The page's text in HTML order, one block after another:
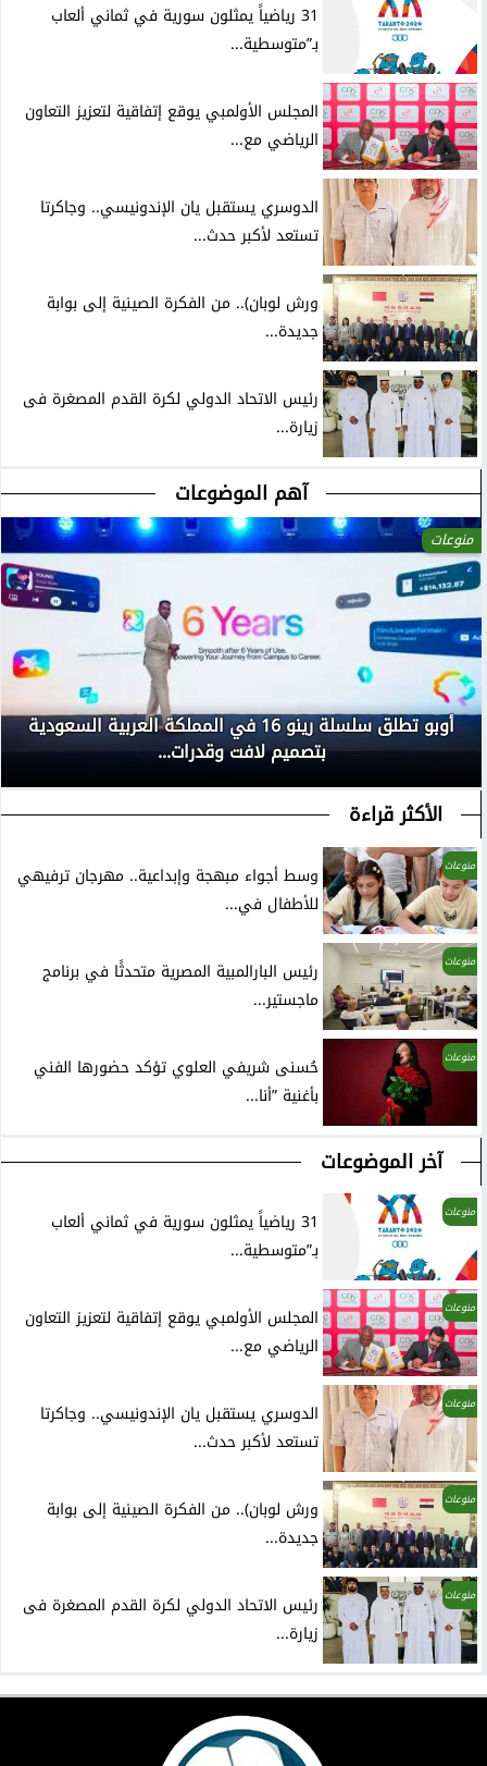
31 رياضياً يمثلون سورية في ثماني ألعاب
بـ”متوسطية...
المجلس الأولمبي يوقع إتفاقية لتعزيز التعاون
الرياضي مع...
الدوسري يستقبل يان الإندونيسي.. وجاكرتا
تستعد لأكبر حدث...
ورش لوبان).. من الفكرة الصينية إلى بوابة
جديدة...
رئيس الاتحاد الدولي لكرة القدم المصغرة فى
زيارة...
آهم الموضوعات
منوعات
أوبو تطلق سلسلة رينو 16 في المملكة العربية السعودية
بتصميم لافت وقدرات...
الأكثر قراءة
منوعات
وسط أجواء مبهجة وإبداعية.. مهرجان ترفيهي
للأطفال في...
منوعات
رئيس البارالمبية المصرية متحدثًا في برنامج
ماجستير...
منوعات
حُسنى شريفي العلوي تؤكد حضورها الفني
بأغنية ”أنا...
آخر الموضوعات
منوعات
31 رياضياً يمثلون سورية في ثماني ألعاب
بـ”متوسطية...
منوعات
المجلس الأولمبي يوقع إتفاقية لتعزيز التعاون
الرياضي مع...
منوعات
الدوسري يستقبل يان الإندونيسي.. وجاكرتا
تستعد لأكبر حدث...
منوعات
ورش لوبان).. من الفكرة الصينية إلى بوابة
جديدة...
منوعات
رئيس الاتحاد الدولي لكرة القدم المصغرة فى
زيارة...